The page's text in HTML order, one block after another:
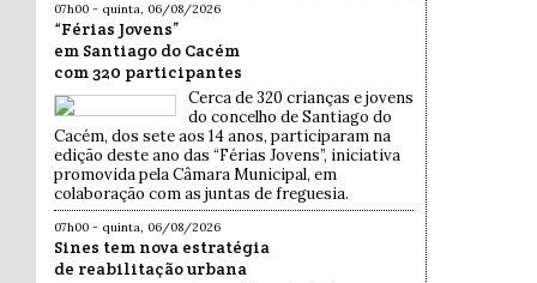
07h00 - quinta, 06/08/2026
“Férias Jovens”
em Santiago do Cacém
com 320 participantes
Cerca de 320 crianças e jovens
do concelho de Santiago do
Cacém, dos sete aos 14 anos, participaram na
edição deste ano das “Férias Jovens”, iniciativa
promovida pela Câmara Municipal, em
colaboração com as juntas de freguesia.
07h00 - quinta, 06/08/2026
Sines tem nova estratégia
de reabilitação urbana